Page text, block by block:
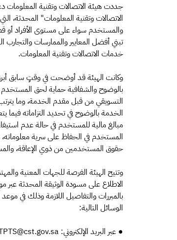
جددت هيئة الاتصالات وتقنية
الاتصالات وتقنية المعلومات" المحدثة،
والمستخدم سواء على مستوى الأفراد أو
تبني أفضل المعايير والممارسات
خدمات الاتصالات وتقنية المعلومات.
وكانت الهيئة قد أوضحت في وقتٍ سابق أبرز
بالوضوح والشفافية حماية لحق
التسويقي من قبل مقدم الخدمة، وما
الخدمة بالوضوح في تحديد التزاماته فيما
مبالغ مالية للمستخدم في حالة عدم
المستخدم في الحفاظ على سرية
حقوق المستخدمين من ذوي الإعاقة،
وتتيح الهيئة الفرصة للجهات المعنية
الوسائل التالية:
● عبر البريد الإلكتروني: TPTS@cst.gov.sa